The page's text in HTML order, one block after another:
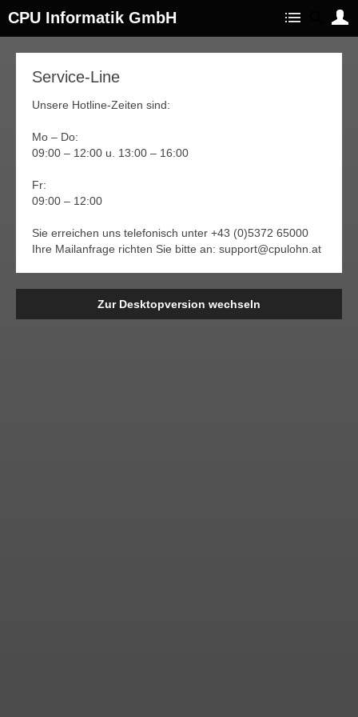
CPU Informatik GmbH
Service-Line
Unsere Hotline-Zeiten sind:
Mo – Do:
09:00 – 12:00 u. 13:00 – 16:00
Fr:
09:00 – 12:00
Sie erreichen uns telefonisch unter +43 (0)5372 65000
Ihre Mailanfrage richten Sie bitte an: support@cpulohn.at
Zur Desktopversion wechseln